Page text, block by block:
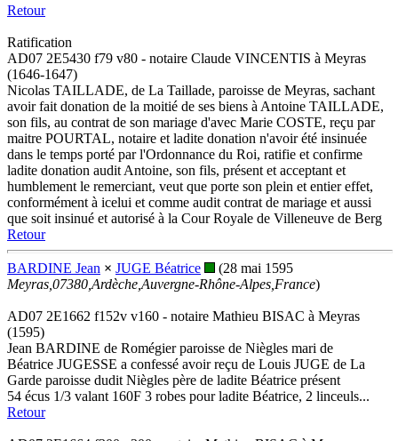
Retour
Ratification
AD07 2E5430 f79 v80 - notaire Claude VINCENTIS à Meyras
(1646-1647)
Nicolas TAILLADE, de La Taillade, paroisse de Meyras, sachant
avoir fait donation de la moitié de ses biens à Antoine TAILLADE,
son fils, au contrat de son mariage d'avec Marie COSTE, reçu par
maitre POURTAL, notaire et ladite donation n'avoir été insinuée
dans le temps porté par l'Ordonnance du Roi, ratifie et confirme
ladite donation audit Antoine, son fils, présent et acceptant et
humblement le remerciant, veut que porte son plein et entier effet,
conformément à icelui et comme audit contrat de mariage et aussi
que soit insinué et autorisé à la Cour Royale de Villeneuve de Berg
Retour
BARDINE Jean × JUGE Béatrice
(28 mai 1595
Meyras,07380,Ardèche,Auvergne-Rhône-Alpes,France)
AD07 2E1662 f152v v160 - notaire Mathieu BISAC à Meyras
(1595)
Jean BARDINE de Romégier paroisse de Niègles mari de
Béatrice JUGESSE a confessé avoir reçu de Louis JUGE de La
Garde paroisse dudit Niègles père de ladite Béatrice présent
54 écus 1/3 valant 160F 3 robes pour ladite Béatrice, 2 linceuls...
Retour